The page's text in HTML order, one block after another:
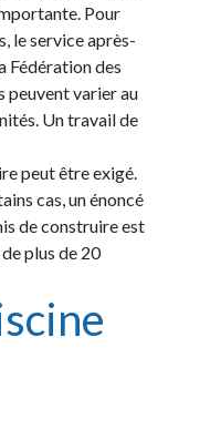
Pour
le service après-
Fédération des
peuvent varier au
Un travail de
peut être exigé.
cas, un énoncé
de construire est
plus de 20